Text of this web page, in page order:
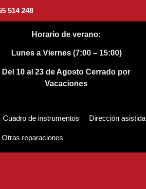
514 248
Horario de verano:
Lunes a Viernes (7:00 – 15:00)
Del 10 al 23 de AgostoCerrado por
Vacaciones
Cuadro de instrumentos Dirección asistida
Otras reparaciones